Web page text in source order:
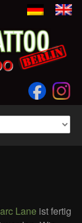
Lane ist fertig